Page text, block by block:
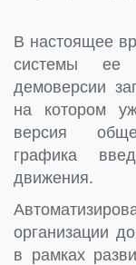
В настоящее
системы ее
демоверсии
на котором
версия
графика
движения.
организации
в рамках